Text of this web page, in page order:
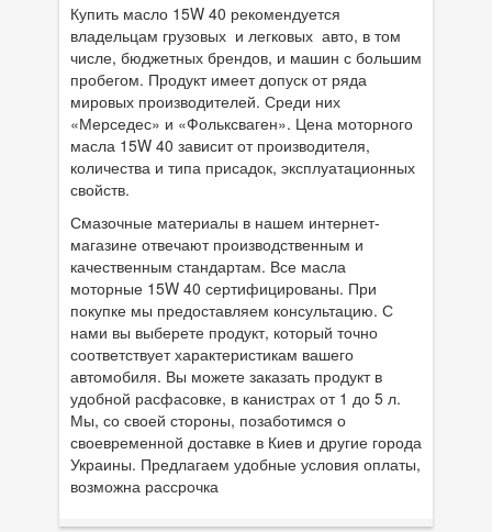
Купить масло 15W 40 рекомендуется
владельцам грузовых и легковых авто, в том
числе, бюджетных брендов, и машин с большим
пробегом. Продукт имеет допуск от ряда
мировых производителей. Среди них
«Мерседес» и «Фольксваген». Цена моторного
масла 15W 40 зависит от производителя,
количества и типа присадок, эксплуатационных
свойств.
Смазочные материалы в нашем интернет-
магазине отвечают производственным и
качественным стандартам. Все масла
моторные 15W 40 сертифицированы. При
покупке мы предоставляем консультацию. С
нами вы выберете продукт, который точно
соответствует характеристикам вашего
автомобиля. Вы можете заказать продукт в
удобной расфасовке, в канистрах от 1 до 5 л.
Мы, со своей стороны, позаботимся о
своевременной доставке в Киев и другие города
Украины. Предлагаем удобные условия оплаты,
возможна рассрочка